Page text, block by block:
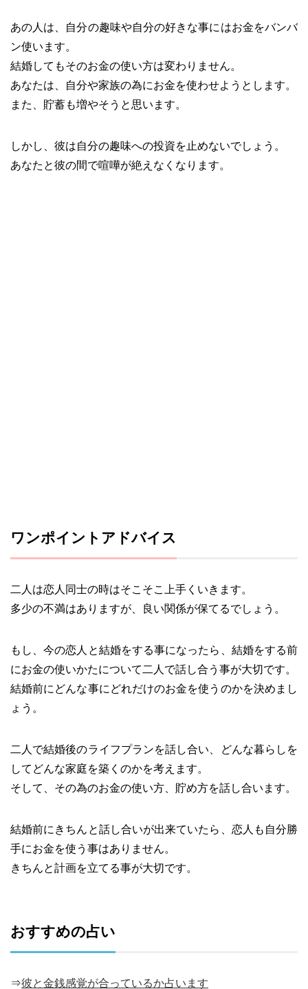
あの人は、自分の趣味や自分の好きな事にはお金をバンバ
ン使います。
結婚してもそのお金の使い方は変わりません。
あなたは、自分や家族の為にお金を使わせようとします。
また、貯蓄も増やそうと思います。
しかし、彼は自分の趣味への投資を止めないでしょう。
あなたと彼の間で喧嘩が絶えなくなります。
ワンポイントアドバイス
二人は恋人同士の時はそこそこ上手くいきます。
多少の不満はありますが、良い関係が保てるでしょう。
もし、今の恋人と結婚をする事になったら、結婚をする前
にお金の使いかたについて二人で話し合う事が大切です。
結婚前にどんな事にどれだけのお金を使うのかを決めまし
ょう。
二人で結婚後のライフプランを話し合い、どんな暮らしを
してどんな家庭を築くのかを考えます。
そして、その為のお金の使い方、貯め方を話し合います。
結婚前にきちんと話し合いが出来ていたら、恋人も自分勝
手にお金を使う事はありません。
きちんと計画を立てる事が大切です。
おすすめの占い
⇒彼と金銭感覚が合っているか占います